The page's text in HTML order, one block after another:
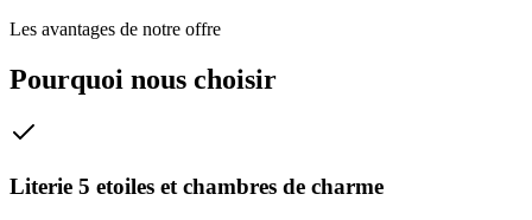
Les avantages de notre offre
Pourquoi nous choisir
Literie 5 etoiles et chambres de charme